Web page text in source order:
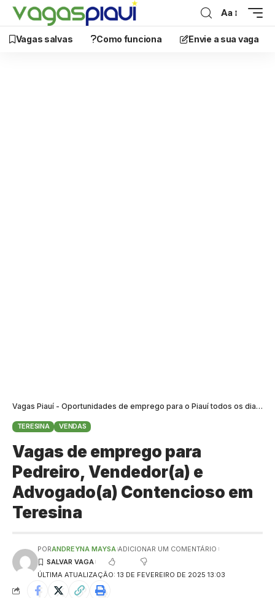
Aa
Vagas salvas Como funciona Envie a sua vaga
Vagas Piauí - Oportunidades de emprego para o Piauí todos os dias>
TERESINA VENDAS
Vagas de emprego para
Pedreiro, Vendedor(a) e
Advogado(a) Contencioso em
Teresina
ÚLTIMA ATUALIZAÇÃO: 13 DE FEVEREIRO DE 2025 13:03
PORANDREYNA MAYSA ADICIONAR UM COMENTÁRIO